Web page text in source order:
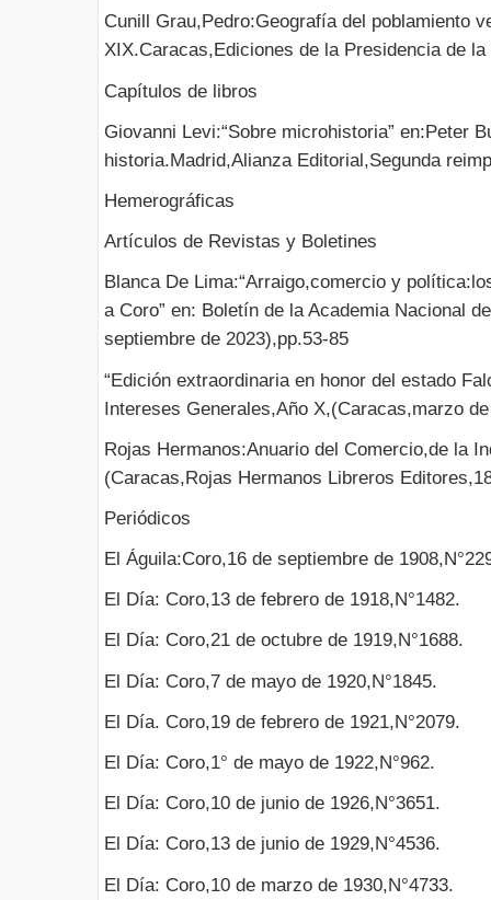
Cunill Grau,Pedro:Geografía del poblamiento
XIX.Caracas,Ediciones de la Presidencia de la
Capítulos de libros
Giovanni Levi:“Sobre microhistoria” en:Peter
historia.Madrid,Alianza Editorial,Segunda
Hemerográficas
Artículos de Revistas y Boletines
Blanca De Lima:“Arraigo,comercio y
a Coro” en: Boletín de la Academia Nacional
septiembre de 2023),pp.53-85
“Edición extraordinaria en honor del estado
Intereses Generales,Año X,(Caracas,marzo
Rojas Hermanos:Anuario del Comercio,de la
(Caracas,Rojas Hermanos Libreros
Periódicos
El Águila:Coro,16 de septiembre de
El Día: Coro,13 de febrero de 1918,N°1482.
El Día: Coro,21 de octubre de 1919,N°1688.
El Día: Coro,7 de mayo de 1920,N°1845.
El Día. Coro,19 de febrero de 1921,N°2079.
El Día: Coro,1° de mayo de 1922,N°962.
El Día: Coro,10 de junio de 1926,N°3651.
El Día: Coro,13 de junio de 1929,N°4536.
El Día: Coro,10 de marzo de 1930,N°4733.